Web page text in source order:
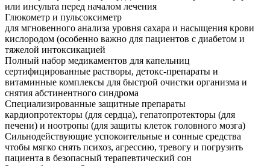
или инсульта перед началом лечения
Глюкометр и пульсоксиметр
для мгновенного анализа уровня сахара и насыщения крови
кислородом (особенно важно для пациентов с диабетом и
тяжелой интоксикацией
Полный набор медикаментов для капельниц
сертифицированные растворы, детокс-препараты и
витаминные комплексы для быстрой очистки организма и
снятия абстинентного синдрома
Специализированные защитные препараты
кардиопротекторы (для сердца), гепатопротекторы (для
печени) и ноотропы (для защиты клеток головного мозга)
Сильнодействующие успокоительные и сонные средства
чтобы мягко снять психоз, агрессию, тревогу и погрузить
пациента в безопасный терапевтический сон